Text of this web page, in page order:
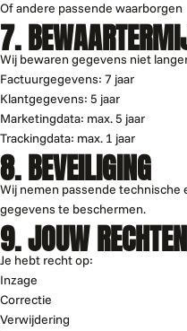
Of andere passende waarborgen
7.
Wij bewaren gegevens niet
Factuurgegevens: 7 jaar
Klantgegevens: 5 jaar
Marketingdata: max. 5 jaar
Trackingdata: max. 1 jaar
8. BEVEILIGING
Wij nemen passende
gegevens te beschermen.
9. JOUW RECHTEN
Je hebt recht op:
Inzage
Correctie
Verwijdering